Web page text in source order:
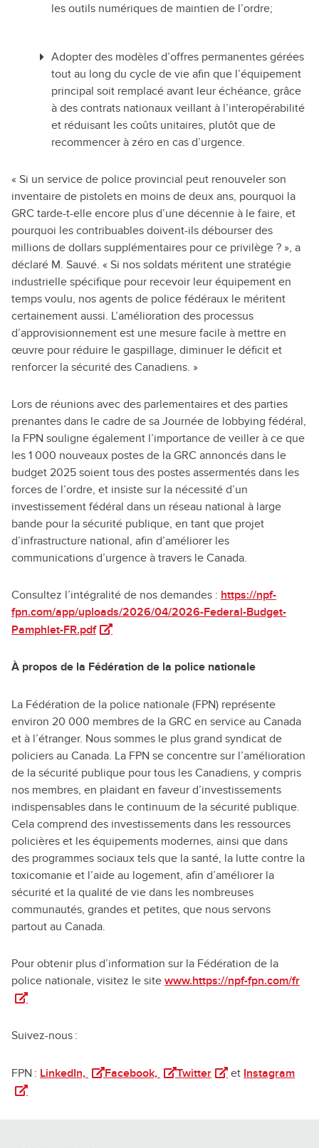
les outils numériques de maintien de l’ordre;
Adopter des modèles d’offres permanentes gérées
tout au long du cycle de vie afin que l’équipement
principal soit remplacé avant leur échéance, grâce
à des contrats nationaux veillant à l’interopérabilité
et réduisant les coûts unitaires, plutôt que de
recommencer à zéro en cas d’urgence.
« Si un service de police provincial peut renouveler son
inventaire de pistolets en moins de deux ans, pourquoi la
GRC tarde-t-elle encore plus d’une décennie à le faire, et
pourquoi les contribuables doivent-ils débourser des
millions de dollars supplémentaires pour ce privilège ? », a
déclaré M. Sauvé. « Si nos soldats méritent une stratégie
industrielle spécifique pour recevoir leur équipement en
temps voulu, nos agents de police fédéraux le méritent
certainement aussi. L’amélioration des processus
d’approvisionnement est une mesure facile à mettre en
œuvre pour réduire le gaspillage, diminuer le déficit et
renforcer la sécurité des Canadiens. »
Lors de réunions avec des parlementaires et des parties
prenantes dans le cadre de sa Journée de lobbying fédéral,
la FPN souligne également l’importance de veiller à ce que
les 1 000 nouveaux postes de la GRC annoncés dans le
budget 2025 soient tous des postes assermentés dans les
forces de l’ordre, et insiste sur la nécessité d’un
investissement fédéral dans un réseau national à large
bande pour la sécurité publique, en tant que projet
d’infrastructure national, afin d’améliorer les
communications d’urgence à travers le Canada.
Consultez l’intégralité de nos demandes : https://npf-
fpn.com/app/uploads/2026/04/2026-Federal-Budget-
Pamphlet-FR.pdf(ouvre dans un nouvel onglet)
À propos de la Fédération de la police nationale
La Fédération de la police nationale (FPN) représente
environ 20 000 membres de la GRC en service au Canada
et à l’étranger. Nous sommes le plus grand syndicat de
policiers au Canada. La FPN se concentre sur l’amélioration
de la sécurité publique pour tous les Canadiens, y compris
nos membres, en plaidant en faveur d’investissements
indispensables dans le continuum de la sécurité publique.
Cela comprend des investissements dans les ressources
policières et les équipements modernes, ainsi que dans
des programmes sociaux tels que la santé, la lutte contre la
toxicomanie et l’aide au logement, afin d’améliorer la
sécurité et la qualité de vie dans les nombreuses
communautés, grandes et petites, que nous servons
partout au Canada.
Pour obtenir plus d’information sur la Fédération de la
police nationale, visitez le site www.https://npf-fpn.com/fr
Suivez-nous :
FPN : LinkedIn, (ouvre dans un nouvel onglet)
Facebook, (ouvre dans un nouvel onglet)
Twitter (ouvre dans un
et Instagram